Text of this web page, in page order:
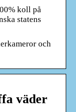
koll på
statens
och
väder